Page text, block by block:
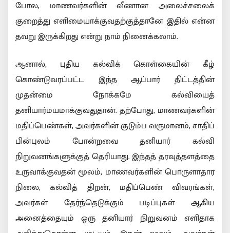
போல, மாணவர்களின் வீணான அலைச்சலைக்
குறைத்து எளிமையாக்குவதற்குத்தானே இதில் என்ன
தவறு இருக்கிறது என்று நாம் நினைக்கலாம்.
ஆனால், புதிய கல்விக் கொள்கையின் கீழ்
கொண்டுவரப்பட்ட இந்த ஆப்பார் திட்டத்தின்
முதன்மை நோக்கமே கல்வியைத்
தனியார்மயமாக்குவதுதான். தற்போது, மாணவர்களின்
மதிப்பெண்கள், அவர்களின் குடும்ப வருமானம், சாதிப்
பின்புலம் போன்றவை தனியார் கல்வி
நிறுவனங்களுக்குத் தெரியாது. இந்தத் தரவுத்தளத்தை
உருவாக்குவதன் மூலம், மாணவர்களின் பொருளாதார
நிலை, கல்வித் திறன், மதிப்பெண் விவரங்கள்,
அவர்கள் தேர்ந்தெடுக்கும் படிப்புகள் ஆகிய
அனைத்தையும் ஒரு தனியார் நிறுவனம் எளிதாக